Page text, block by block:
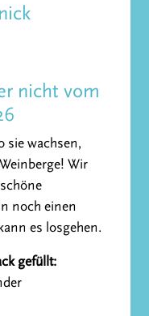
nicht vom
sie wachsen,
Wir
noch einen
es losgehen.
gefüllt: